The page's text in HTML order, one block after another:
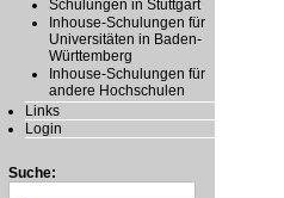
Schulungen in Stuttgart
Inhouse-Schulungen für
Universitäten in Baden-
Württemberg
Inhouse-Schulungen für
andere Hochschulen
Links
Login
Suche: